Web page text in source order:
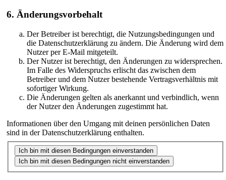
6. Änderungsvorbehalt
Der Betreiber ist berechtigt, die Nutzungsbedingungen und
die Datenschutzerklärung zu ändern. Die Änderung wird dem
Nutzer per E-Mail mitgeteilt.
Der Nutzer ist berechtigt, den Änderungen zu widersprechen.
Im Falle des Widerspruchs erlischt das zwischen dem
Betreiber und dem Nutzer bestehende Vertragsverhältnis mit
sofortiger Wirkung.
Die Änderungen gelten als anerkannt und verbindlich, wenn
der Nutzer den Änderungen zugestimmt hat.
Informationen über den Umgang mit deinen persönlichen Daten
sind in der Datenschutzerklärung enthalten.